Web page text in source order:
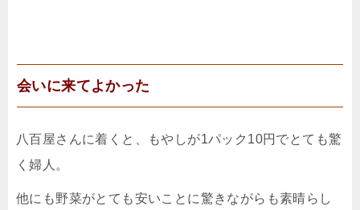
会いに来てよかった
八百屋さんに着くと、もやしが1パック10円でとても驚
く婦人。
他にも野菜がとても安いことに驚きながらも素晴らし